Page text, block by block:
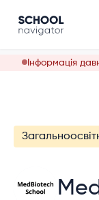
Інформація